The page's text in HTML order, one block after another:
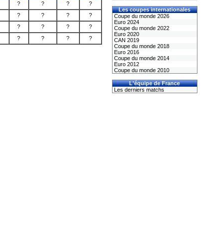
? ? ? ?
? ? ? ?
? ? ? ?
? ? ? ?
Les coupes internationales
Coupe du monde 2026
Euro 2024
Coupe du monde 2022
Euro 2020
CAN 2019
Coupe du monde 2018
Euro 2016
Coupe du monde 2014
Euro 2012
Coupe du monde 2010
L'équipe de France
Les derniers matchs